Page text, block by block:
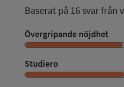
Baserat på 16 svar från
Övergripande nöjdhet
Studiero